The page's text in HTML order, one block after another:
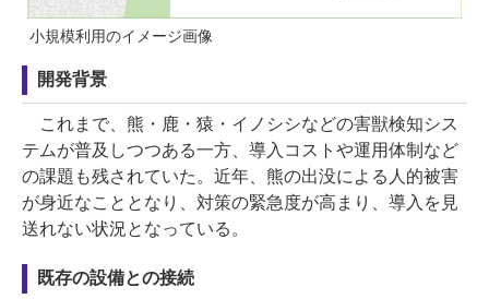
小規模利用のイメージ画像
開発背景
これまで、熊・鹿・猿・イノシシなどの害獣検知シス
テムが普及しつつある一方、導入コストや運用体制など
の課題も残されていた。近年、熊の出没による人的被害
が身近なこととなり、対策の緊急度が高まり、導入を見
送れない状況となっている。
既存の設備との接続